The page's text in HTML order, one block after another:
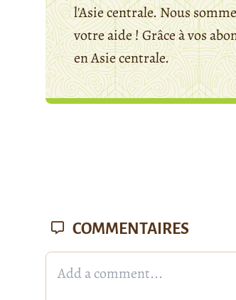
l'Asie centrale. Nous
votre aide ! Grâce à vos
en Asie centrale.
COMMENTAIRES